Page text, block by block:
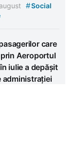
#Social
care
Aeroportul
iulie a depășit
administrației